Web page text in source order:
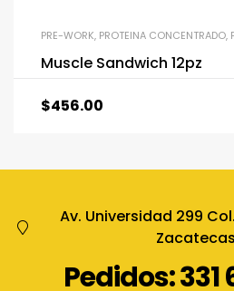
PRE-WORK, PROTEINA CONCENTRADO,
Muscle Sandwich 12pz
$456.00
Av. Universidad 299
Pedidos: 331